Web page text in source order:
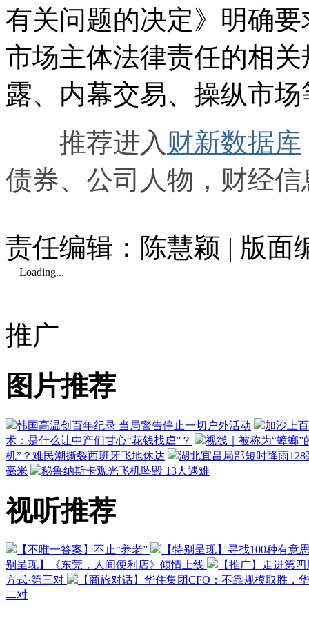
有关问题的决定》明确
市场主体法律责任的相
露、内幕交易、操纵市
推荐进入 财新数据库
债券、公司人物，财经
责任编辑：陈慧颖 | 版面
Loading...
推广
图片推荐
韩国高温创百年纪录 当局警告停止一切户外活动
加沙上
术：是什么让中产们甘心“花钱找虐”？
视线｜被称为“蟑螂
机”？难民潮撕裂西班牙飞地休达
湖北宜昌局部短时降雨
毫米
秘鲁纳斯卡观光飞机坠毁 13人遇难
视听推荐
【不唯一答案】不止“养老”
【特别呈现】寻找100种有意
别呈现】《东莞，人间便利店》倾情上线
【推广】走进第
方式·第三对
【商旅对话】华住集团CFO：不靠规模取胜，
二对